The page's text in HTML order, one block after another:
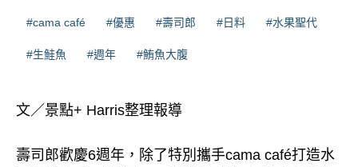
#cama café #優惠 #壽司郎 #日料 #水果聖代
#生鮭魚 #週年 #鮪魚大腹
文／景點+ Harris整理報導
壽司郎歡慶6週年，除了特別攜手cama café打造水